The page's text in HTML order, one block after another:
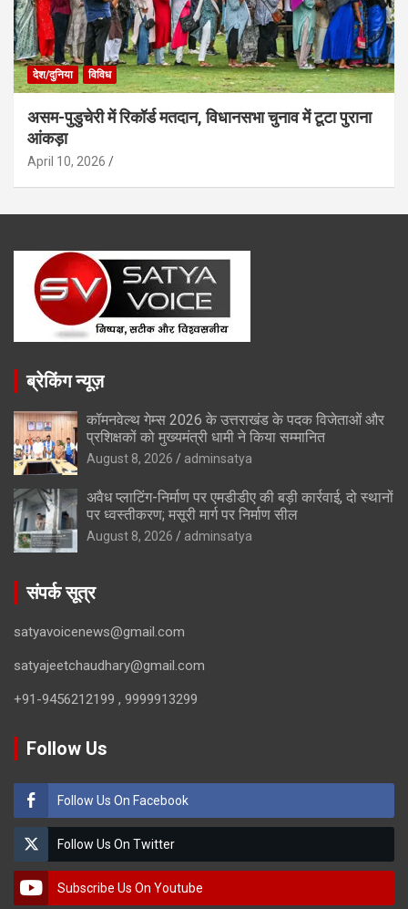
देश/दुनिया विविध
असम-पुडुचेरी में रिकॉर्ड मतदान, विधानसभा चुनाव में टूटा पुराना
आंकड़ा
April 10, 2026
ब्रेकिंग न्यूज़
कॉमनवेल्थ गेम्स 2026 के उत्तराखंड के पदक विजेताओं और
प्रशिक्षकों को मुख्यमंत्री धामी ने किया सम्मानित
August 8, 2026 adminsatya
अवैध प्लाटिंग-निर्माण पर एमडीडीए की बड़ी कार्रवाई, दो स्थानों
पर ध्वस्तीकरण; मसूरी मार्ग पर निर्माण सील
August 8, 2026 adminsatya
संपर्क सूत्र
satyavoicenews@gmail.com
satyajeetchaudhary@gmail.com
+91-9456212199 , 9999913299
Follow Us
Follow Us On Facebook
Follow Us On Twitter
Subscribe Us On Youtube